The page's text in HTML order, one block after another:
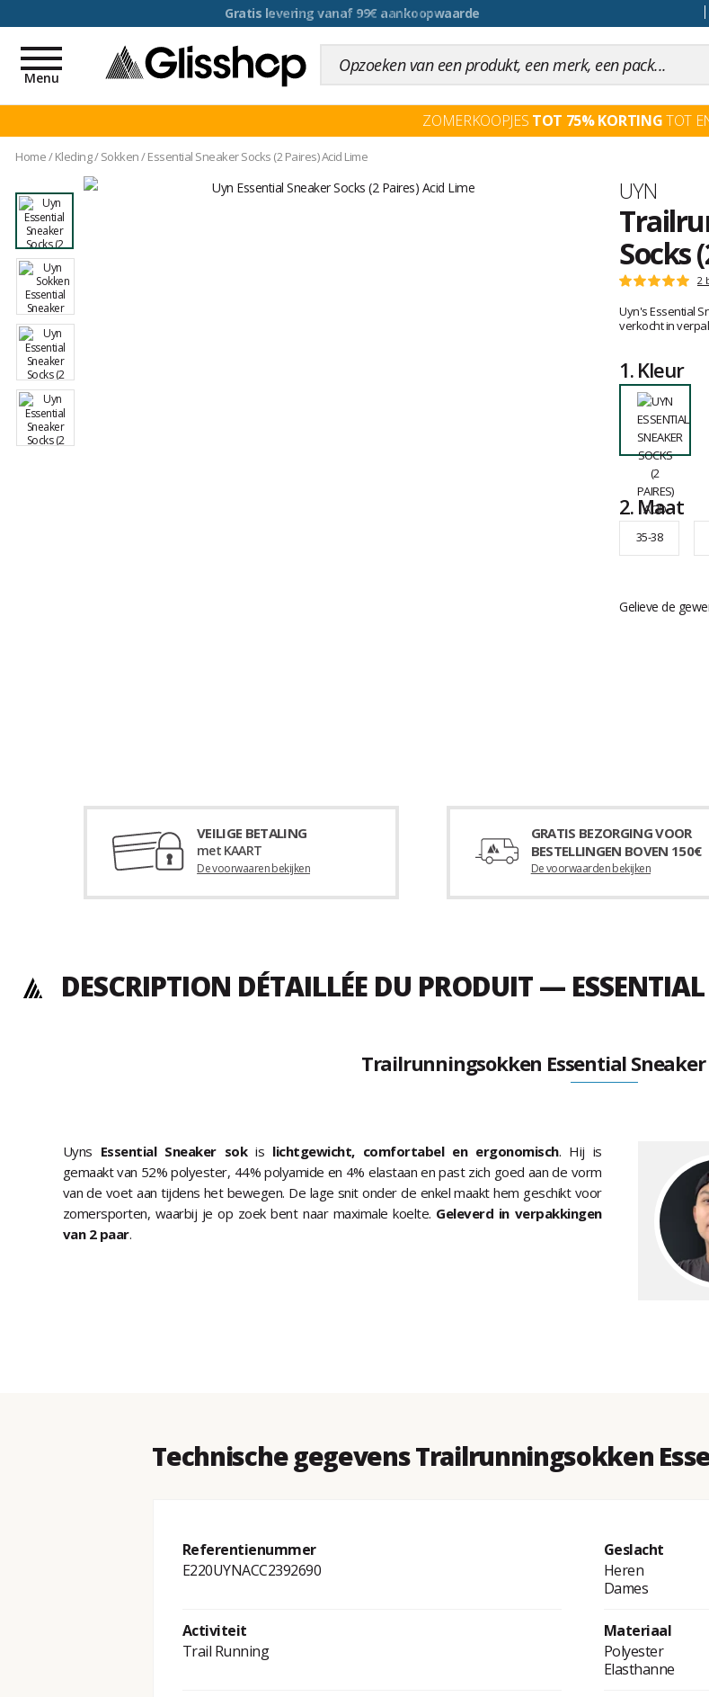
voor een 100 dagen inruiling
Toggle
navigation
Menu
ZOMERKOOPJES TOT 75% KORTINGTOT
Home/ Kleding/Sokken/Essential Sneaker Socks (2 Paires) Acid Lime
Merk
UYN
Socks
Het
van
klanten
Score
:
5
op
2
Uyn's Essential
verkocht in
1.Kleur
2.Maat
35-38
Gelieve de
VEILIGE BETALING
met KAART
De voorwaaren bekijken
GRATIS BEZORGING VOOR
BESTELLINGEN BOVEN 150€
De voorwaarden bekijken
DESCRIPTION DÉTAILLÉE DU PRODUIT —
Trailrunningsokken Essential Sneaker
Uyns Essential Sneaker sokis lichtgewicht, comfortabel en ergonomisch. Hij is
gemaakt van 52% polyester, 44% polyamide en 4% elastaan en past zich goed aan de vorm
van de voet aan tijdens het bewegen. De lage snit onder de enkel maakt hem geschikt voor
zomersporten, waarbij je op zoek bent naar maximale koelte. Geleverd in verpakkingen
van 2 paar.
Technische gegevens Trailrunningsokken
Referentienummer
E220UYNACC2392690
Geslacht
Heren
Dames
Activiteit
Trail Running
Materiaal
Polyester
Elasthanne